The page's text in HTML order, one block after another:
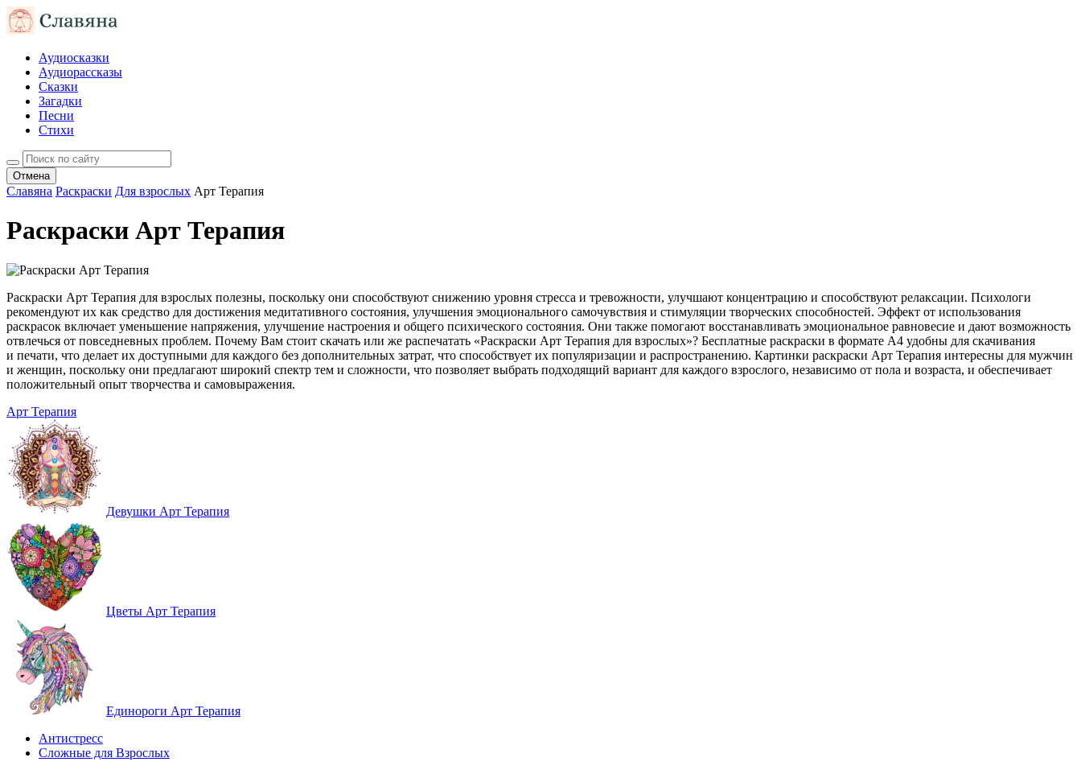
Аудиосказки
Аудиорассказы
Сказки
Загадки
Песни
Стихи
Отмена
Славяна Раскраски Для взрослых Арт Терапия
Раскраски Арт Терапия
Раскраски Арт Терапия для взрослых полезны, поскольку они способствуют снижению уровня стресса и тревожности, улучшают концентрацию и способствуют релаксации. Психологи
рекомендуют их как средство для достижения медитативного состояния, улучшения эмоционального самочувствия и стимуляции творческих способностей. Эффект от использования
раскрасок включает уменьшение напряжения, улучшение настроения и общего психического состояния. Они также помогают восстанавливать эмоциональное равновесие и дают возможность
отвлечься от повседневных проблем. Почему Вам стоит скачать или же распечатать «Раскраски Арт Терапия для взрослых»? Бесплатные раскраски в формате A4 удобны для скачивания
и печати, что делает их доступными для каждого без дополнительных затрат, что способствует их популяризации и распространению. Картинки раскраски Арт Терапия интересны для мужчин
и женщин, поскольку они предлагают широкий спектр тем и сложности, что позволяет выбрать подходящий вариант для каждого взрослого, независимо от пола и возраста, и обеспечивает
положительный опыт творчества и самовыражения.
Арт Терапия
Девушки Арт Терапия
Цветы Арт Терапия
Единороги Арт Терапия
Антистресс
Сложные для Взрослых